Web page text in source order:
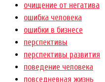
очищение от негатива
ошибка человека
ошибки в бизнесе
перспективы
перспективы развития
поведение человека
повседневная жизнь